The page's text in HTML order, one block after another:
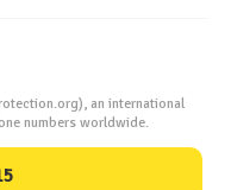
an international
numbers worldwide.